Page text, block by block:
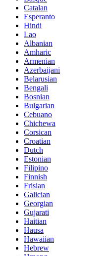
Catalan
Esperanto
Hindi
Lao
Albanian
Amharic
Armenian
Azerbaijani
Belarusian
Bengali
Bosnian
Bulgarian
Cebuano
Chichewa
Corsican
Croatian
Dutch
Estonian
Filipino
Finnish
Frisian
Galician
Georgian
Gujarati
Haitian
Hausa
Hawaiian
Hebrew